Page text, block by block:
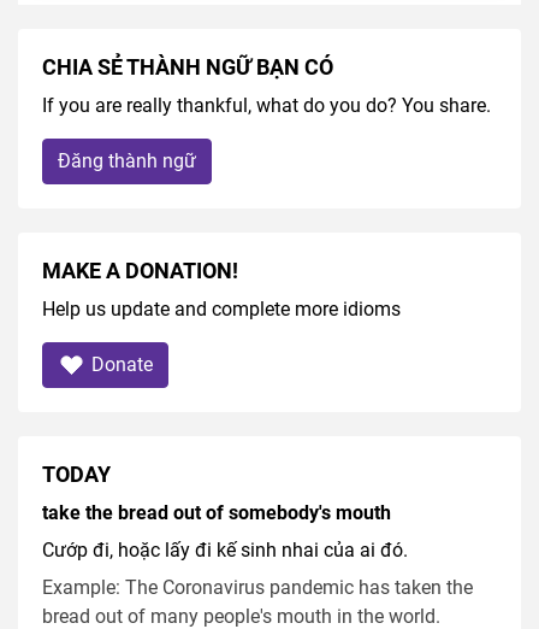
CHIA SẺ THÀNH NGỮ BẠN CÓ
If you are really thankful, what do you do? You share.
Đăng thành ngữ
MAKE A DONATION!
Help us update and complete more idioms
Donate
TODAY
take the bread out of somebody's mouth
Cướp đi, hoặc lấy đi kế sinh nhai của ai đó.
Example: The Coronavirus pandemic has taken the
bread out of many people's mouth in the world.